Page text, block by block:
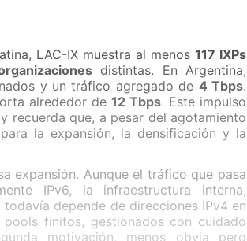
LAC-IX muestra al menos 117 IXPs
distintas. En Argentina,
y un tráfico agregado de 4 Tbps.
alrededor de 12 Tbps. Este impulso
recuerda que, a pesar del agotamiento
la expansión, la densificación y la
expansión. Aunque el tráfico que pasa
IPv6, la infraestructura interna,
depende de direcciones IPv4 en
pools finitos, gestionados con cuidado
motivación, menos obvia pero